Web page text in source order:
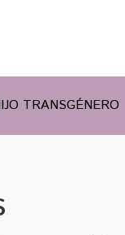
TRANSGÉNERO